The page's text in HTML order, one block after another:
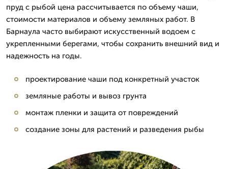
пруд с рыбой цена рассчитывается по объему чаши,
стоимости материалов и объему земляных работ. В
Барнаула часто выбирают искусственный водоем с
укрепленными берегами, чтобы сохранить внешний вид и
надежность на годы.
проектирование чаши под конкретный участок
земляные работы и вывоз грунта
монтаж пленки и защита от повреждений
создание зоны для растений и разведения рыбы